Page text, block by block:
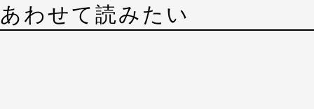
あわせて読みたい